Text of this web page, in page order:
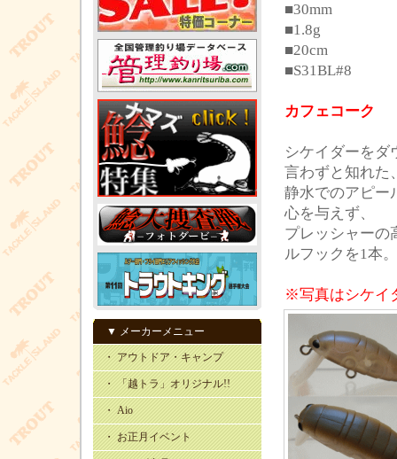
▼ メーカーメニュー
・ アウトドア・キャンプ
・ 「越トラ」オリジナル!!
・ Aio
・ お正月イベント
■30mm
■1.8g
■20cm
■S31BL#8
カフェコーク
シケイダーをダ
言わずと知れた
静水でのアピー
心を与えず、
プレッシャーの
ルフックを1本。
※写真はシケイ